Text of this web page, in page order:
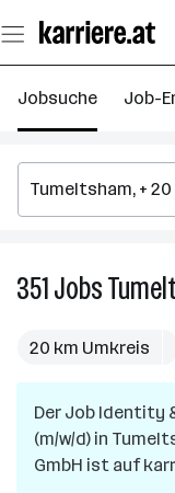
Seiteninhalt
springen
Jobsuche Job-
351Jobs
20 km Umkreis
Der Job Identity
(m/w/d) in
GmbH ist auf